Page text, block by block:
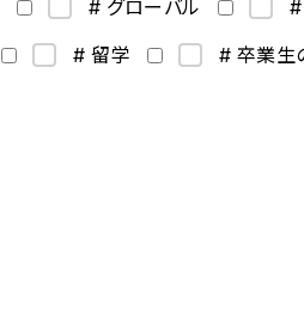
# グローバル
# 留学 # 卒業生